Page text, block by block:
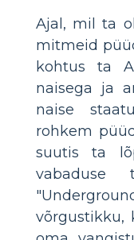
Ajal, mil ta
mitmeid
kohtus ta
naisega ja
naise
rohkem
suutis ta
võrgustikku,